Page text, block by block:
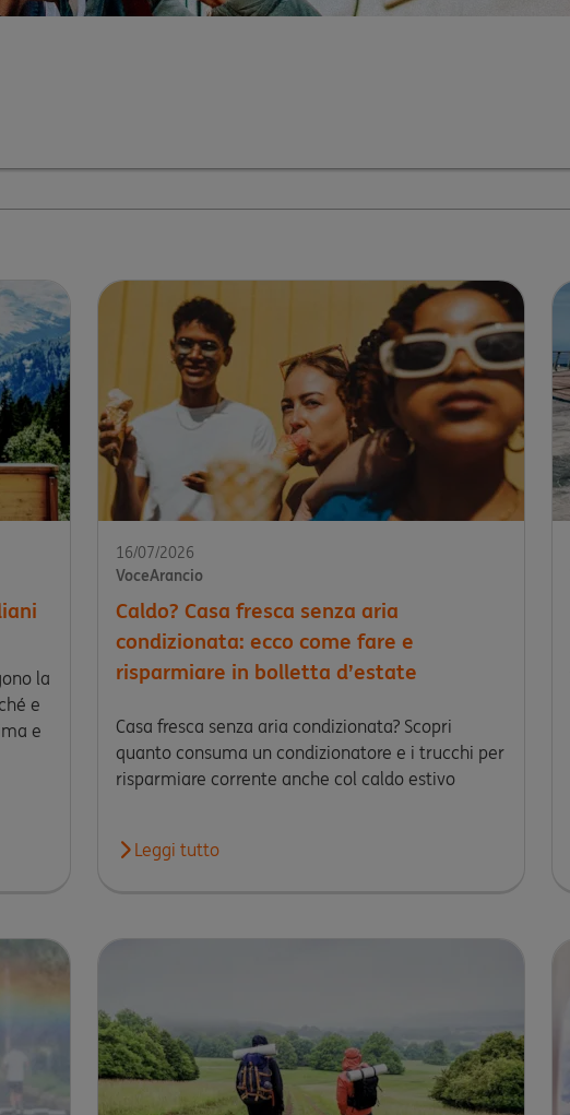
la
e
e
più italiani scelgono la montagna
16/07/2026
VoceArancio
Caldo? Casa fresca senza aria
condizionata: ecco come fare e
risparmiare in bolletta d’estate
Casa fresca senza aria condizionata? Scopri
quanto consuma un condizionatore e i trucchi per
risparmiare corrente anche col caldo estivo
Leggi tutto
Leggi l'articolo Caldo? Casa fresca senza aria